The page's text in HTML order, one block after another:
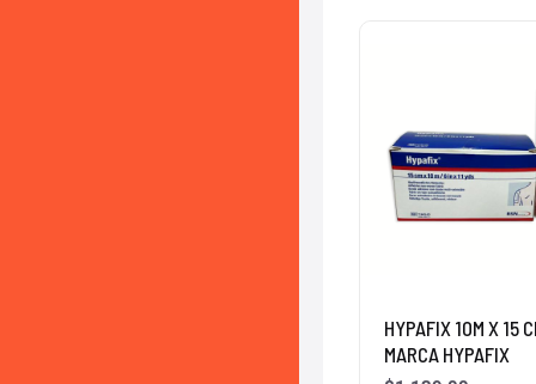
HYPAFIX 10M X 15
MARCA HYPAFIX